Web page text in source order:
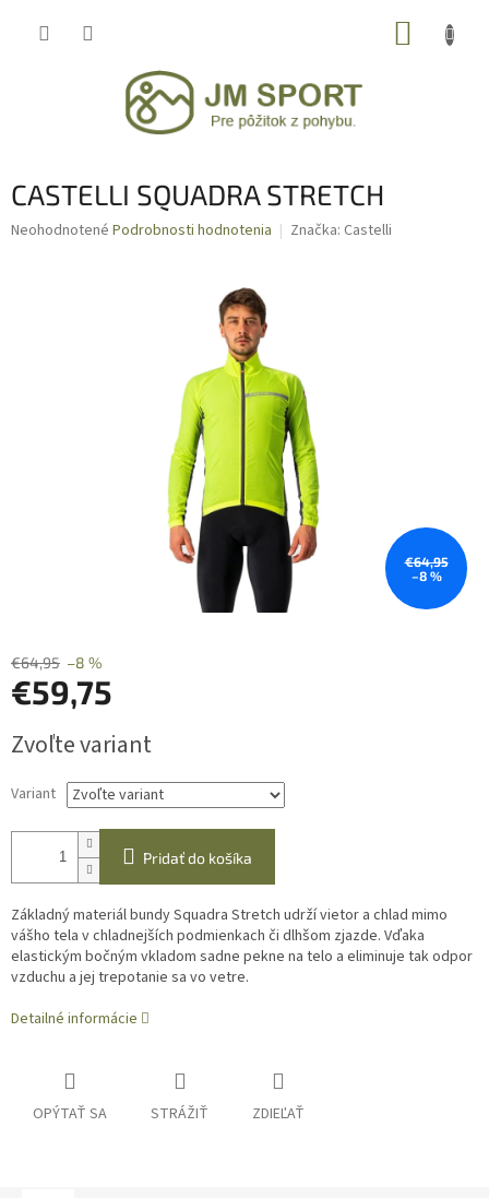
CASTELLI SQUADRA STRETCH
Priemerné
Neohodnotené Podrobnosti hodnotenia Značka: Castelli
€64,95
–8 %
€64,95 –8 %
€59,75
cena:
Zvoľte variant
Variant
Pridať do košíka
Základný materiál bundy Squadra Stretch udrží vietor a chlad mimo
vášho tela v chladnejších podmienkach či dlhšom zjazde. Vďaka
elastickým bočným vkladom sadne pekne na telo a eliminuje tak odpor
vzduchu a jej trepotanie sa vo vetre.
Detailné informácie
OPÝTAŤ SA STRÁŽIŤ ZDIEĽAŤ